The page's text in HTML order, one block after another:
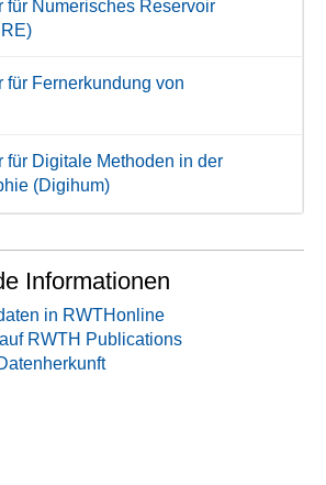
für Numerisches Reservoir
für Fernerkundung von
für Digitale Methoden in der
(Digihum)
Informationen
in RWTHonline
RWTH Publications